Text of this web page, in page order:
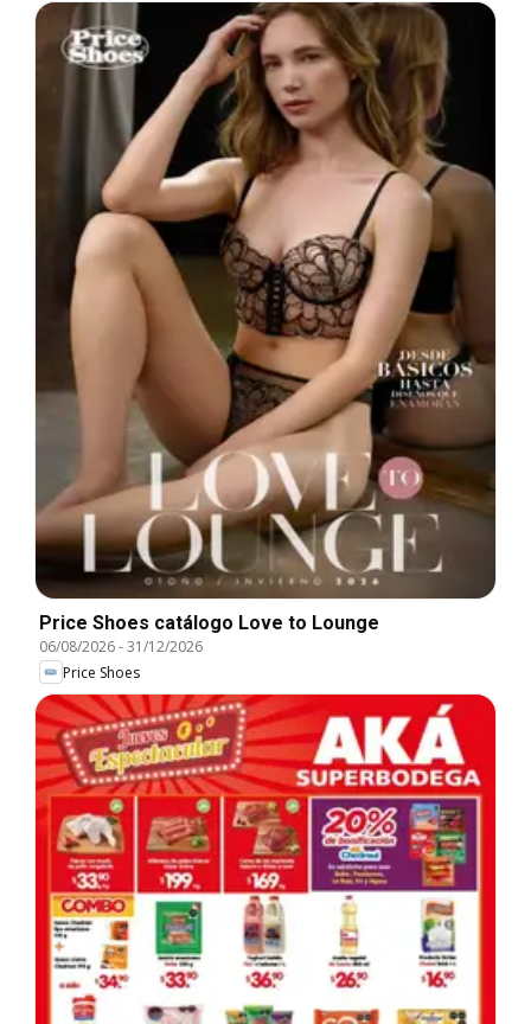
Price Shoes catálogo Love to Lounge
06/08/2026-31/12/2026
Price Shoes